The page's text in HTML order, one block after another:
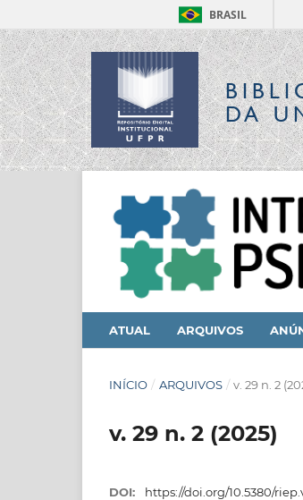
BRASIL
DA
ATUAL ARQUIVOS
INÍCIO / ARQUIVOS / v. 29 n. 2
v. 29 n. 2 (2025)
DOI: https://doi.org/10.5380/